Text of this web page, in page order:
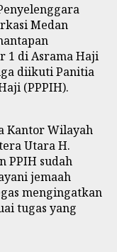
Medan
1 di Asrama Haji
diikuti Panitia
(PPPIH).
Kantor Wilayah
Utara H.
PPIH sudah
jemaah
mengingatkan
tugas yang